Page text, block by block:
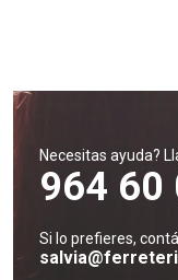
Necesitas ayuda?
964 60
Si lo prefieres,